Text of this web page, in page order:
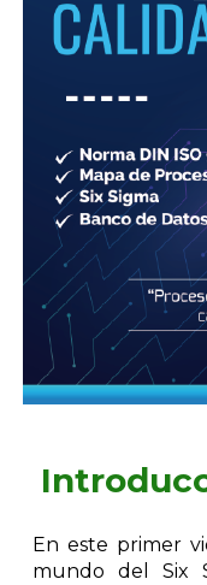
En este primer
mundo del Six